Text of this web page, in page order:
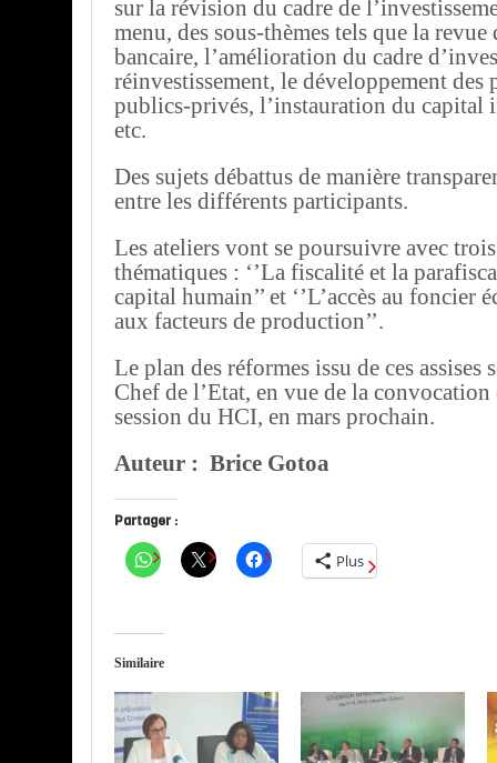
sur la révision du cadre de
menu, des sous-thèmes tels que la revue
bancaire, l’amélioration du cadre
réinvestissement, le développement des
publics-privés, l’instauration du capital
etc.
Des sujets débattus de manière
entre les différents participants.
Les ateliers vont se poursuivre avec
thématiques : ‘’La fiscalité et la
capital humain’’ et ‘’L’accès au foncier
aux facteurs de production’’.
Le plan des réformes issu de ces assises
Chef de l’Etat, en vue de la convocation
session du HCI, en mars prochain.
Auteur : Brice Gotoa
Partager :
Plus
Similaire